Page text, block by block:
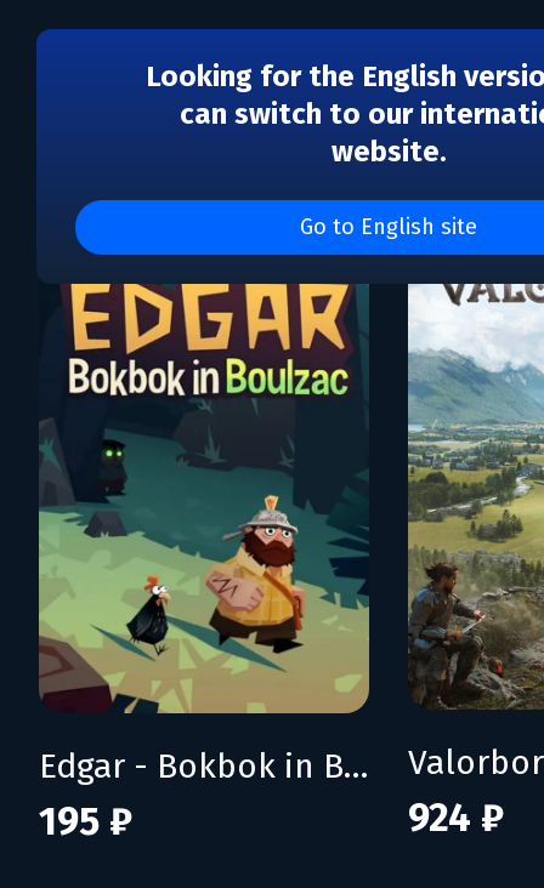
Looking for the English
can switch to our
website.
Go to English site
Каталог игр La Poule
Edgar - Bokbok in Boulzac
195 ₽ 924 ₽